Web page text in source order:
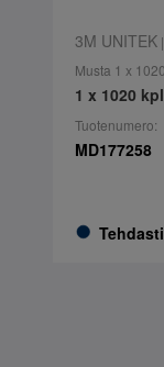
3M UNITEK|
Musta 1 x
1 x 1020 kpl
Tuotenumero:
MD177258